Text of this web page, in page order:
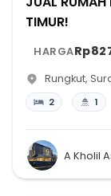
TIMUR!
HARGA
Rungkut,
2 1
A Kholil